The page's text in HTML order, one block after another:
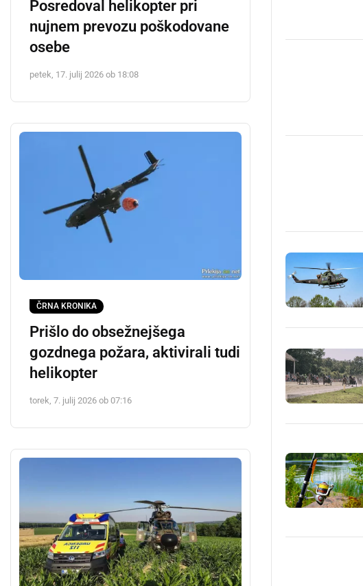
Posredoval helikopter pri
nujnem prevozu poškodovane
osebe
petek, 17. julij 2026 ob 18:08
ČRNA KRONIKA
Prišlo do obsežnejšega
gozdnega požara, aktivirali tudi
helikopter
torek, 7. julij 2026 ob 07:16